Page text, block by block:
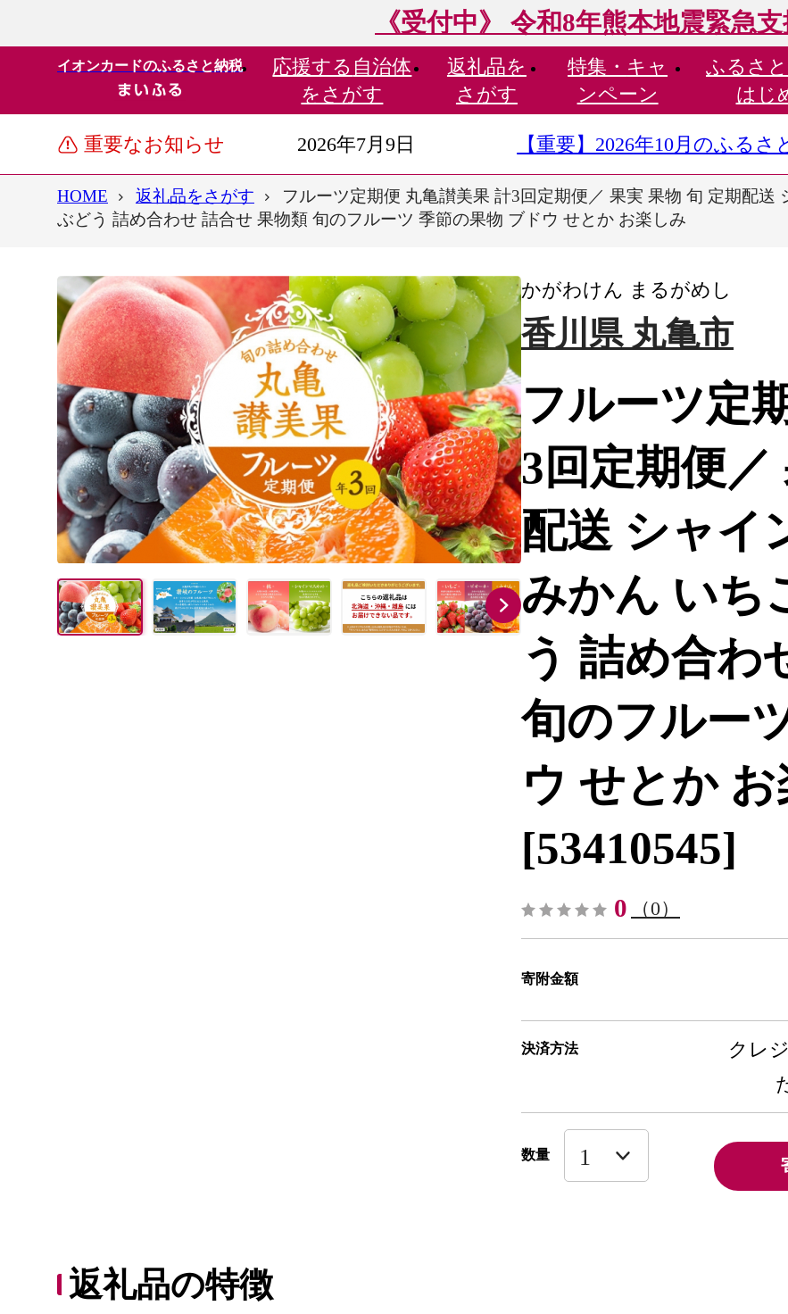
《受付中》 令和8年熊本地震緊急
イオンカードのふるさと納税 応援する 自治体
をさがす
返礼品を
さがす
特集・ キャ
ンペーン
ふるさ
はじ
重要なお知らせ 2026年7月9日 【重要】2026年10月のふる
HOME 返礼品をさがす
フルーツ定期便 丸亀讃美果 計3回定期便／ 果実 果物 旬 定期配送
ぶどう 詰め合わせ 詰合せ 果物類 旬のフルーツ 季節の果物 ブドウ せとか お楽しみ
かがわけん まるがめし
香川県 丸亀市
フルーツ定
3回定期便／
配送 シャイ
みかん いち
う 詰め合わ
旬のフルー
ウ せとか
[53410545]
0 （0）
寄附金額
決済方法
クレ
数量
返礼品の特徴